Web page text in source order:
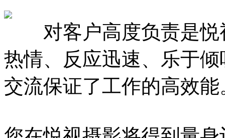
对客户高度负责是悦
热情、反应迅速、乐于
交流保证了工作的高效能